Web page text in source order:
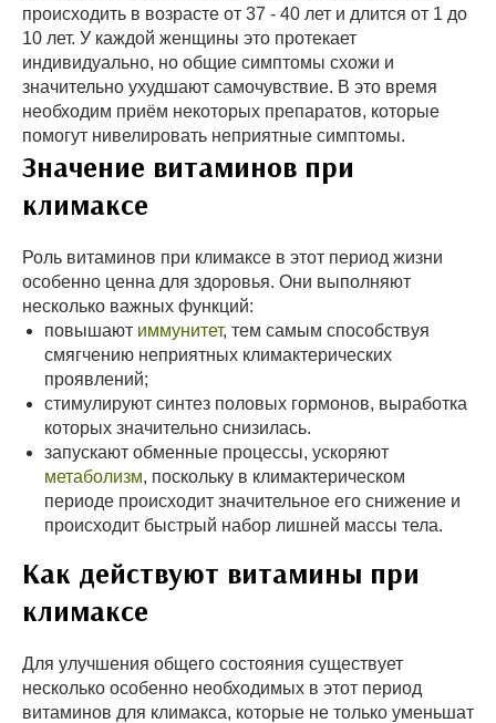
происходить в возрасте от 37 - 40 лет и длится от 1 до
10 лет. У каждой женщины это протекает
индивидуально, но общие симптомы схожи и
значительно ухудшают самочувствие. В это время
необходим приём некоторых препаратов, которые
помогут нивелировать неприятные симптомы.
Значение витаминов при
климаксе
Роль витаминов при климаксе в этот период жизни
особенно ценна для здоровья. Они выполняют
несколько важных функций:
повышают иммунитет, тем самым способствуя
смягчению неприятных климактерических
проявлений;
стимулируют синтез половых гормонов, выработка
которых значительно снизилась.
запускают обменные процессы, ускоряют
метаболизм, поскольку в климактерическом
периоде происходит значительное его снижение и
происходит быстрый набор лишней массы тела.
Как действуют витамины при
климаксе
Для улучшения общего состояния существует
несколько особенно необходимых в этот период
витаминов для климакса, которые не только уменьшат